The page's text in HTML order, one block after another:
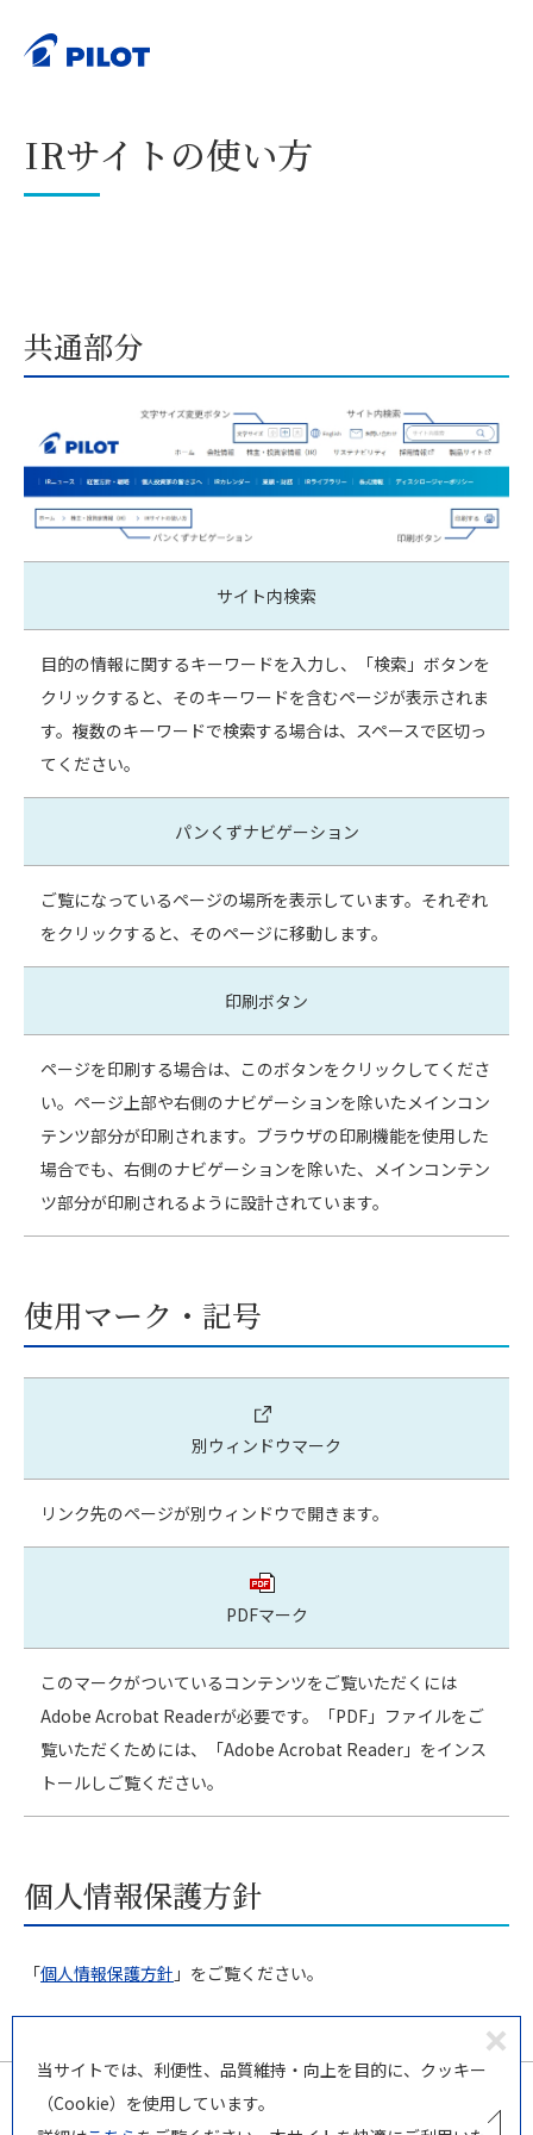
IRサイトの使い方
共通部分
サイト内検索
目的の情報に関するキーワードを入力し、「検索」ボタンを
クリックすると、そのキーワードを含むページが表示されま
す。複数のキーワードで検索する場合は、スペースで区切っ
てください。
パンくずナビゲーション
ご覧になっているページの場所を表示しています。それぞれ
をクリックすると、そのページに移動します。
印刷ボタン
ページを印刷する場合は、このボタンをクリックしてくださ
い。ページ上部や右側のナビゲーションを除いたメインコン
テンツ部分が印刷されます。ブラウザの印刷機能を使用した
場合でも、右側のナビゲーションを除いた、メインコンテン
ツ部分が印刷されるように設計されています。
使用マーク・記号
別ウィンドウマーク
リンク先のページが別ウィンドウで開きます。
PDFマーク
このマークがついているコンテンツをご覧いただくには
Adobe Acrobat Readerが必要です。「PDF」ファイルをご
覧いただくためには、「Adobe Acrobat Reader」をインス
トールしご覧ください。
個人情報保護方針
「個人情報保護方針 」をご覧ください。
当サイトでは、利便性、品質維持・向上を目的に、クッキー
（Cookie）を使用しています。
意
し